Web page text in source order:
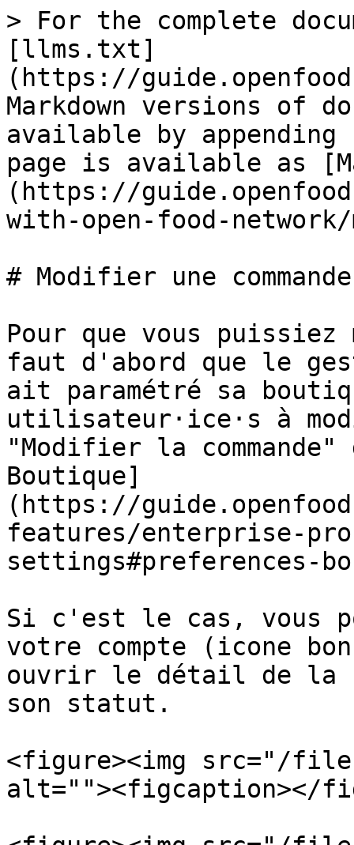
> For the complete
[llms.txt]
(https://
Markdown versions of
available by
page is available as
(https://
with-open-food-network/
# Modifier une commande
Pour que vous
faut d'abord que le
ait paramétré sa
utilisateur·ice·s à
"Modifier la
Boutique]
(https://
features/enterprise-
settings#preferences-
Si c'est le cas, vous
votre compte (icone
ouvrir le détail de la
son statut.
<figure><img src="/files/
alt=""><figcaption></